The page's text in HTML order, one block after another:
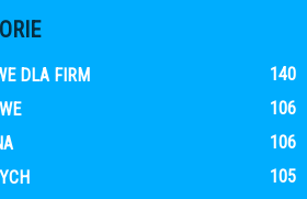
DLA FIRM
140
106
106
105